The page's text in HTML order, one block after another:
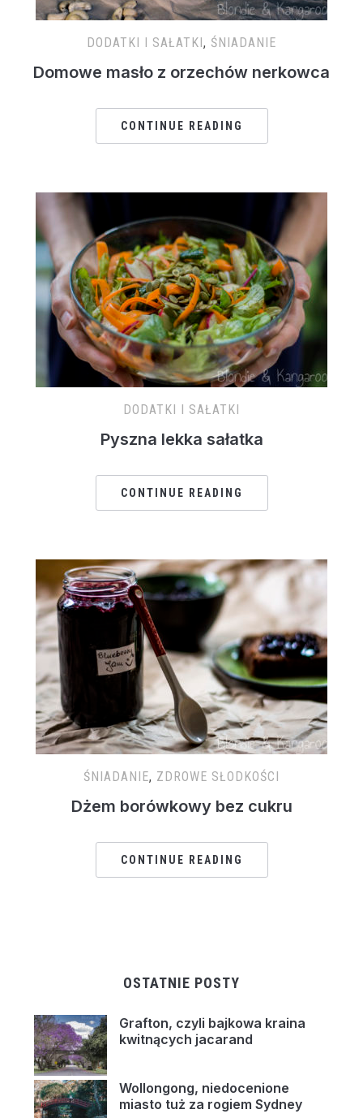
DODATKI I SAŁATKI, ŚNIADANIE
Domowe masło z orzechów nerkowca
CONTINUE READING
DODATKI I SAŁATKI
Pyszna lekka sałatka
CONTINUE READING
ŚNIADANIE, ZDROWE SŁODKOŚCI
Dżem borówkowy bez cukru
CONTINUE READING
OSTATNIE POSTY
Grafton, czyli bajkowa kraina
kwitnących jacarand
Wollongong, niedocenione
miasto tuż za rogiem Sydney